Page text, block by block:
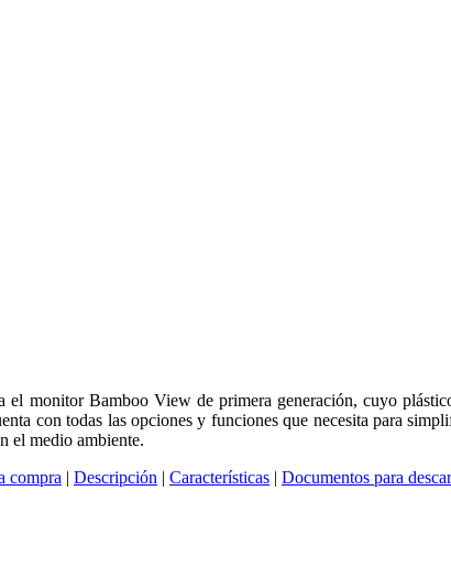
el monitor Bamboo View de primera generación, cuyo
con todas las opciones y funciones que necesita para
el medio ambiente.
compra | Descripción | Características | Documentos para